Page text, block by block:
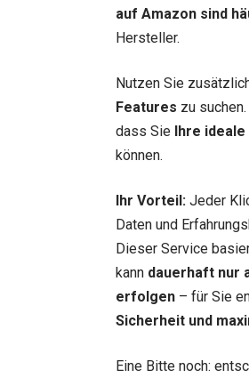
auf Amazon sind
Hersteller.
Nutzen Sie
Features zu
dass Sie Ihre
können.
Ihr Vorteil: Jeder
Daten und
Dieser Service
kann dauerhaft nur
erfolgen – für Sie
Sicherheit und
Eine Bitte noch: